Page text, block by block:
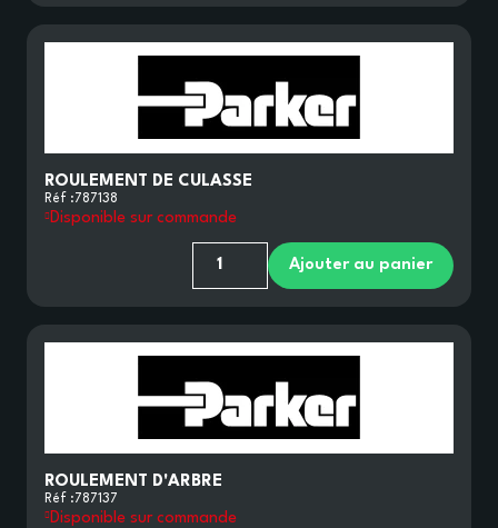
ROULEMENT DE CULASSE
Réf :787138
Disponible sur commande
Ajouter au panier
ROULEMENT D'ARBRE
Réf :787137
Disponible sur commande